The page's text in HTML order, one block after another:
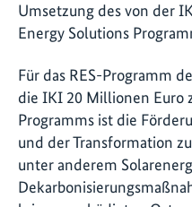
Umsetzung des von der
Energy Solutions
Für das RES-Programm
die IKI 20 Millionen Euro
Programms ist die
und der Transformation
unter anderem